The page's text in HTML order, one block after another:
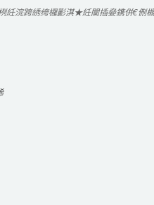
紝浣跨綉绔欏彲淇★紝闃插姭鎸併€